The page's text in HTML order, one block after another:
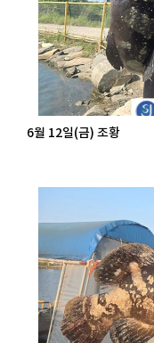
6월 12일(금) 조황